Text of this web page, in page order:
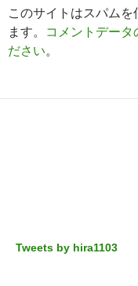
このサイトはスパム
ます。
コメントデータ
ださい。
Tweets by hira1103